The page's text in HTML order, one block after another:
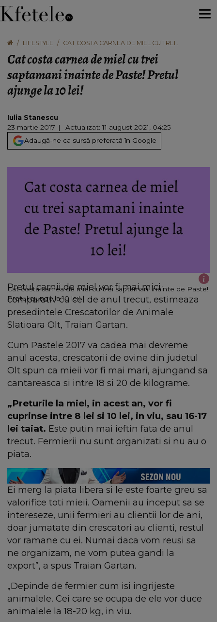
LIFESTYLE
CAT COSTA CARNEA DE MIEL CU TREI
LA 10 LEI!
Cat costa carnea de miel cu trei
saptamani inainte de Paste! Pretul
ajunge la 10 lei!
Iulia Stanescu
23 martie 2017
Actualizat: 11 august 2021, 04:25
Adaugă-ne ca sursă preferată în Google
Cat costa carnea de miel cu trei saptamani inainte de Paste!
Pretul ajunge la 10 lei!
Pretul carnii de miel vor fi mai mici
comparativ cu cel de anul trecut, estimeaza
presedintele Crescatorilor de Animale
Slatioara Olt, Traian Gartan.
Cum Pastele 2017 va cadea mai devreme
anul acesta, crescatorii de ovine din judetul
Olt spun ca mieii vor fi mai mari, ajungand sa
cantareasca si intre 18 si 20 de kilograme.
„Preturile la miel, in acest an, vor fi
cuprinse intre 8 lei si 10 lei, in viu, sau 16-17
lei taiat. Este putin mai ieftin fata de anul
trecut. Fermierii nu sunt organizati si nu au o
piata.
Ei merg la piata libera si le este foarte greu sa
valorifice toti mieii. Oamenii au inceput sa se
intereseze, unii fermieri au clientii lor de ani,
doar jumatate din crescatori au clienti, restul
vor ramane cu ei. Numai daca vom reusi sa
ne organizam, ne vom putea gandi la
export”, a spus Traian Gartan.
„Depinde de fermier cum isi ingrijeste
animalele. Cei care se ocupa de ele vor duce
animalele la 18-20 kg, in viu.